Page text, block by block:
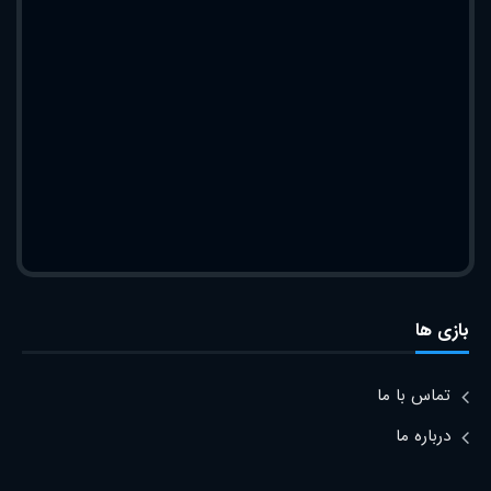
بازی ها
تماس با ما
درباره ما